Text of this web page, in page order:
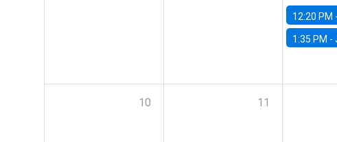
12:20 PM -
1:35 PM -
10 11